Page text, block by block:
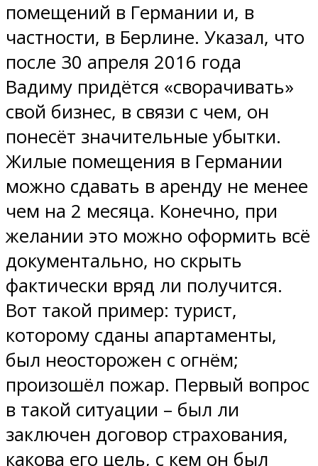
помещений в Германии и, в
частности, в Берлине. Указал, что
после 30 апреля 2016 года
Вадиму придётся «сворачивать»
свой бизнес, в связи с чем, он
понесёт значительные убытки.
Жилые помещения в Германии
можно сдавать в аренду не менее
чем на 2 месяца. Конечно, при
желании это можно оформить всё
документально, но скрыть
фактически вряд ли получится.
Вот такой пример: турист,
которому сданы апартаменты,
был неосторожен с огнём;
произошёл пожар. Первый вопрос
в такой ситуации – был ли
заключен договор страхования,
какова его цель, с кем он был